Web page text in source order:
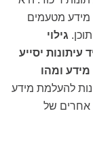
מידע מטעמים
גילוי
יסייע
ומהו
להעלמת מידע
אחרים של